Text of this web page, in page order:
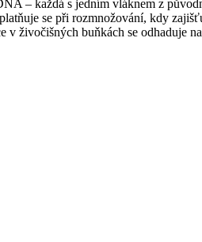
– každá s jedním vláknem z
se při rozmnožování, kdy
živočišných buňkách se odhaduje